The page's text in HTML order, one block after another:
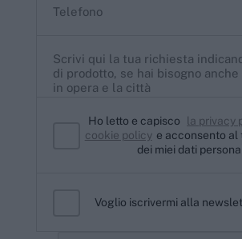
Ho letto e capisco la privacy
cookie policy e acconsento al
dei miei dati
Voglio iscrivermi alla